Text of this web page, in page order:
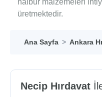
nalbur malzemeleri
üretmektedir.
Ana Sayfa Ankara
Necip Hırdavat